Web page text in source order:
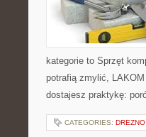
kategorie to Sprzęt
potrafią zmylić,
dostajesz praktykę:
CATEGORIES: